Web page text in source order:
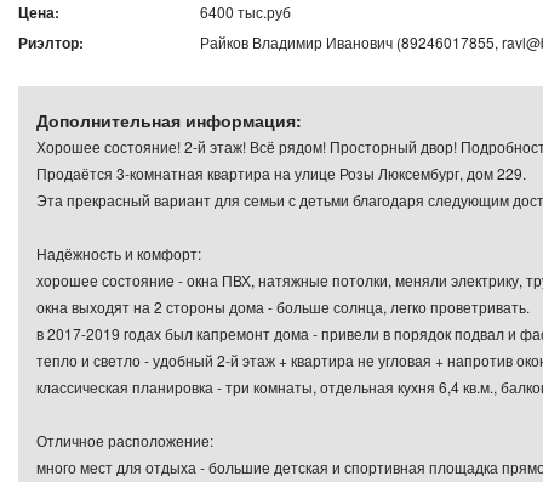
Цена: 6400 тыс.руб
Риэлтор: Райков Владимир Иванович (89246017855,
Дополнительная информация:
Хорошее состояние! 2-й этаж! Всё рядом! Просторный двор!
Продаётся 3-комнатная квартира на улице Розы Люксембург, дом 229.
Эта прекрасный вариант для семьи с детьми благодаря следующим
Надёжность и комфорт:
хорошее состояние - окна ПВХ, натяжные потолки, меняли электрику,
окна выходят на 2 стороны дома - больше солнца, легко проветривать.
в 2017-2019 годах был капремонт дома - привели в порядок подвал и
тепло и светло - удобный 2-й этаж + квартира не угловая + напротив
классическая планировка - три комнаты, отдельная кухня 6,4 кв.м.,
Отличное расположение:
много мест для отдыха - большие детская и спортивная площадка